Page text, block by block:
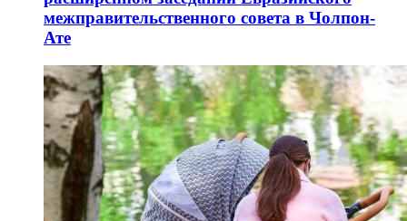
межправительственного совета в Чолпон-
Ате